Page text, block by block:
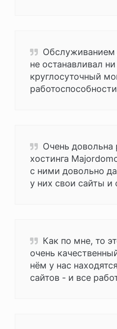
Обслуживанием
не останавливал
круглосуточный
Очень довольна
хостинга
с ними довольно
у них свои сайты и
Как по мне, то
очень
нём у нас
сайтов - и все